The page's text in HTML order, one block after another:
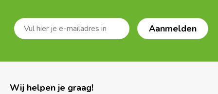
Wij helpen je graag!